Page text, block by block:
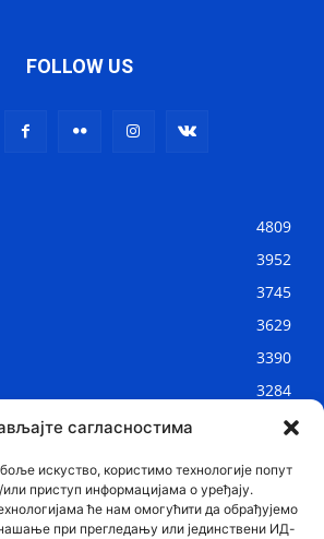
сагласностима
искуство, користимо технологије попут
приступ информацијама о уређају.
ће нам омогућити да обрађујемо
при прегледању или јединствени ИД-
FOLLOW US
4809
3952
3745
3629
3390
3284
2906